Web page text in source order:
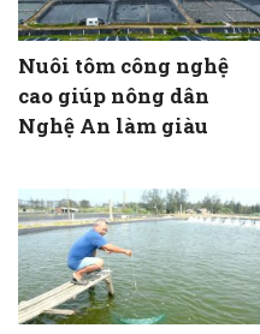
Nuôi tôm công nghệ
cao giúp nông dân
Nghệ An làm giàu